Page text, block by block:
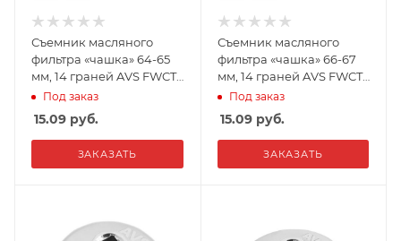
Съемник масляного
фильтра «чашка» 64-65
мм, 14 граней AVS FWCT-
01 Под заказ
15.09 руб.
ЗАКАЗАТЬ
Съемник масляного
фильтра «чашка» 66-67
мм, 14 граней AVS FWCT-
02Под заказ
15.09руб.
ЗАКАЗАТЬ